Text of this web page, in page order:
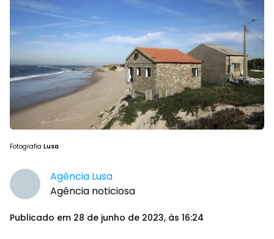
Fotografia Lusa
Agência Lusa
Agência noticiosa
Publicado em 28 de junho de 2023, às 16:24